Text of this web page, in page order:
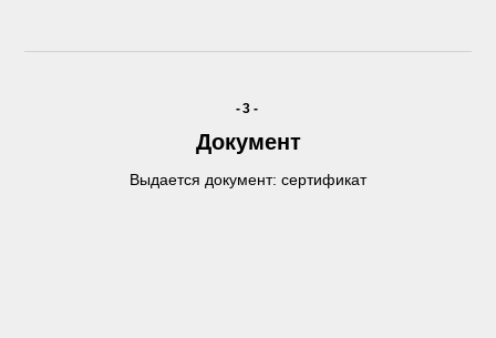
-3-
Документ
Выдается документ: сертификат